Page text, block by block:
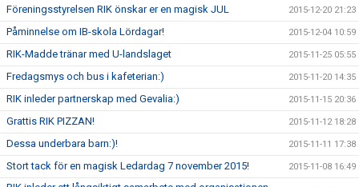
Föreningsstyrelsen RIK önskar er en magisk JUL 2015-12-20 21:23
Påminnelse om IB-skola Lördagar! 2015-12-04 10:59
RIK-Madde tränar med U-landslaget 2015-11-25 05:55
Fredagsmys och bus i kafeterian:) 2015-11-20 14:35
RIK inleder partnerskap med Gevalia:) 2015-11-15 20:36
Grattis RIK PIZZAN! 2015-11-12 18:28
Dessa underbara barn:)! 2015-11-11 17:38
Stort tack för en magisk Ledardag 7 november 2015! 2015-11-08 16:49